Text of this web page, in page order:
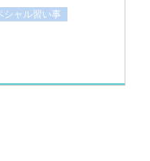
シャル習い事